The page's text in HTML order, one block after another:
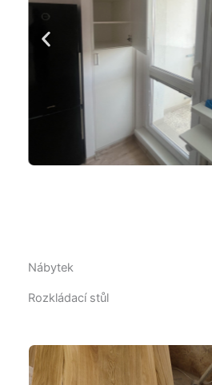
Nábytek
Rozkládací stůl